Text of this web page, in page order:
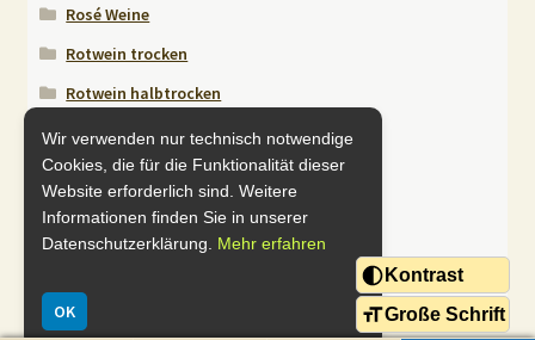
Rosé Weine
Rotwein trocken
Rotwein halbtrocken
Rotwein lieblich
Sekt / Secco
Literweine
Alkoholfreies
Probierpakete
Wir verwenden nur technisch notwendige
Cookies, die für die Funktionalität dieser
Website erforderlich sind. Weitere
Informationen finden Sie in unserer
Datenschutzerklärung.
Mehr erfahren
OK
Kontrast
Große Schrift